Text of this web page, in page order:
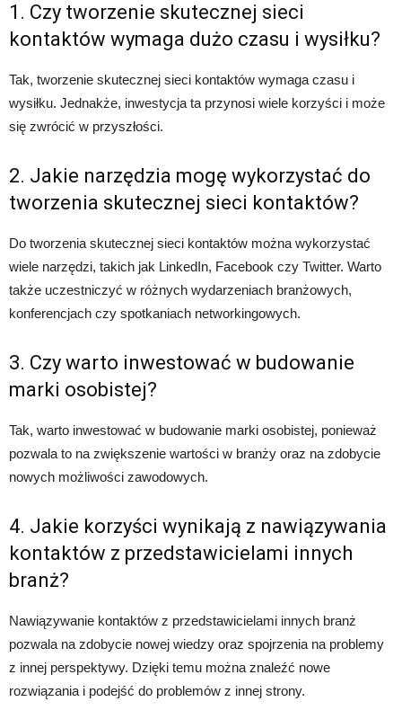
1. Czy tworzenie skutecznej sieci
kontaktów wymaga dużo czasu i wysiłku?
Tak, tworzenie skutecznej sieci kontaktów wymaga czasu i
wysiłku. Jednakże, inwestycja ta przynosi wiele korzyści i może
się zwrócić w przyszłości.
2. Jakie narzędzia mogę wykorzystać do
tworzenia skutecznej sieci kontaktów?
Do tworzenia skutecznej sieci kontaktów można wykorzystać
wiele narzędzi, takich jak LinkedIn, Facebook czy Twitter. Warto
także uczestniczyć w różnych wydarzeniach branżowych,
konferencjach czy spotkaniach networkingowych.
3. Czy warto inwestować w budowanie
marki osobistej?
Tak, warto inwestować w budowanie marki osobistej, ponieważ
pozwala to na zwiększenie wartości w branży oraz na zdobycie
nowych możliwości zawodowych.
4. Jakie korzyści wynikają z nawiązywania
kontaktów z przedstawicielami innych
branż?
Nawiązywanie kontaktów z przedstawicielami innych branż
pozwala na zdobycie nowej wiedzy oraz spojrzenia na problemy
z innej perspektywy. Dzięki temu można znaleźć nowe
rozwiązania i podejść do problemów z innej strony.